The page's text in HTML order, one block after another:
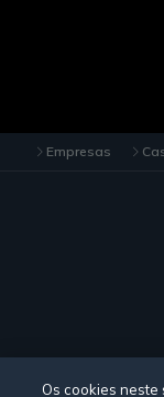
Empresas
Os cookies neste